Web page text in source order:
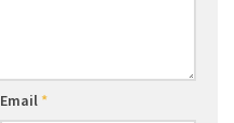
Email*